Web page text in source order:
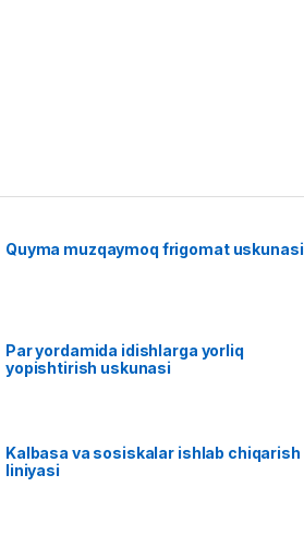
Quyma muzqaymoq frigomat uskunasi
Par yordamida idishlarga yorliq
yopishtirish uskunasi
Kalbasa va sosiskalar ishlab chiqarish
liniyasi